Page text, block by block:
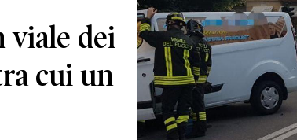
viale dei
cui un